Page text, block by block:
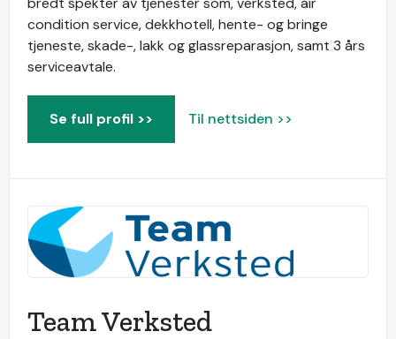
condition service, dekkhotell, hente- og bringe
tjeneste, skade-, lakk og glassreparasjon, samt 3 års
serviceavtale.
Se full profil >> Til nettsiden >>
Team Verksted